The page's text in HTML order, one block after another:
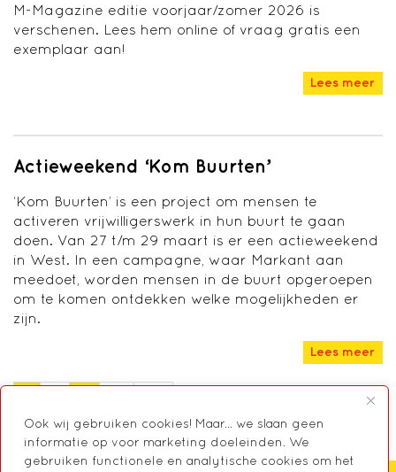
Ook wij gebruiken cookies! Maar... we slaan geen
informatie op voor marketing doeleinden. We
gebruiken functionele en analytische cookies om het
M-Magazine editie voorjaar/zomer 2026 is
verschenen. Lees hem online of vraag gratis een
exemplaar aan!
Lees meer
Actieweekend ‘Kom Buurten’
‘Kom Buurten’ is een project om mensen te
activeren vrijwilligerswerk in hun buurt te gaan
doen. Van 27 t/m 29 maart is er een actieweekend
in West. In een campagne, waar Markant aan
meedoet, worden mensen in de buurt opgeroepen
om te komen ontdekken welke mogelijkheden er
zijn.
Lees meer